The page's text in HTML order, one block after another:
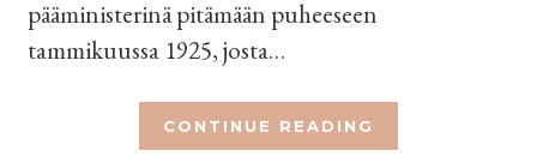
pääministerinä pitämään puheeseen
tammikuussa 1925, josta…
CONTINUE READING